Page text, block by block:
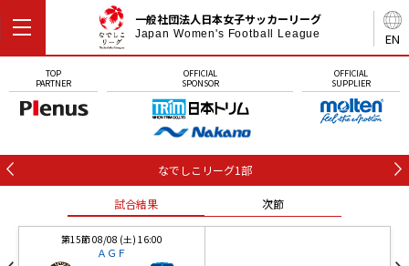
EN
一般社団法人日本女子サッカーリーグ
Japan Women's Football League
TOP
PARTNER
OFFICIAL
SPONSOR
OFFICIAL
SUPPLIER
なでしこリーグ1部
試合結果 次節
第15節 08/08 (土) 16:00
ＡＧＦ